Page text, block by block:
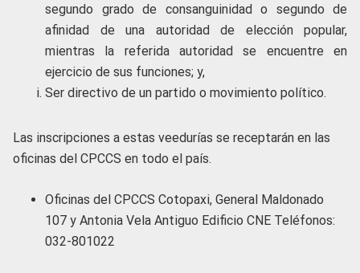
segundo grado de consanguinidad o segundo de
afinidad de una autoridad de elección popular,
mientras la referida autoridad se encuentre en
ejercicio de sus funciones; y,
Ser directivo de un partido o movimiento político.
Las inscripciones a estas veedurías se receptarán en las
oficinas del CPCCS en todo el país.
Oficinas del CPCCS Cotopaxi, General Maldonado
107 y Antonia Vela Antiguo Edificio CNE Teléfonos:
032-801022